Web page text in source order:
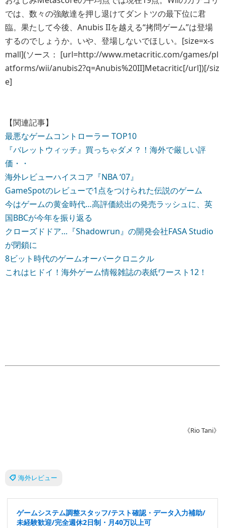
では、数々の強敵達を押し退けてダントツの最下位に君
臨。果たして今後、Anubis IIを越える“拷問ゲーム”は登場
するのでしょうか。いや、登場しないでほしい。[size=x-s
mall](ソース： [url=http://www.metacritic.com/games/pl
atforms/wii/anubis2?q=Anubis%20II]Metacritic[/url])[/siz
e]
【関連記事】
最悪なゲームコントローラー TOP10
『バレットウィッチ』買っちゃダメ？！海外で厳しい評
価・・
海外レビューハイスコア『NBA ‘07』
GameSpotのレビューで1点をつけられた伝説のゲーム
今はゲームの黄金時代…高評価続出の発売ラッシュに、英
国BBCが今年を振り返る
クローズドドア…『Shadowrun』の開発会社FASA Studio
が閉鎖に
8ビット時代のゲームオーバークロニクル
これはヒドイ！海外ゲーム情報雑誌の表紙ワースト12！
《Rio Tani》
海外レビュー
ゲームシステム調整スタッフ/テスト確認・データ入力補助/
未経験歓迎/完全週休2日制・月40万以上可